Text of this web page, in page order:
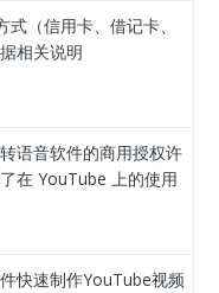
（信用卡、借记卡、
相关说明
语音软件的商用授权许
在 YouTube 上的使用
快速制作YouTube视频